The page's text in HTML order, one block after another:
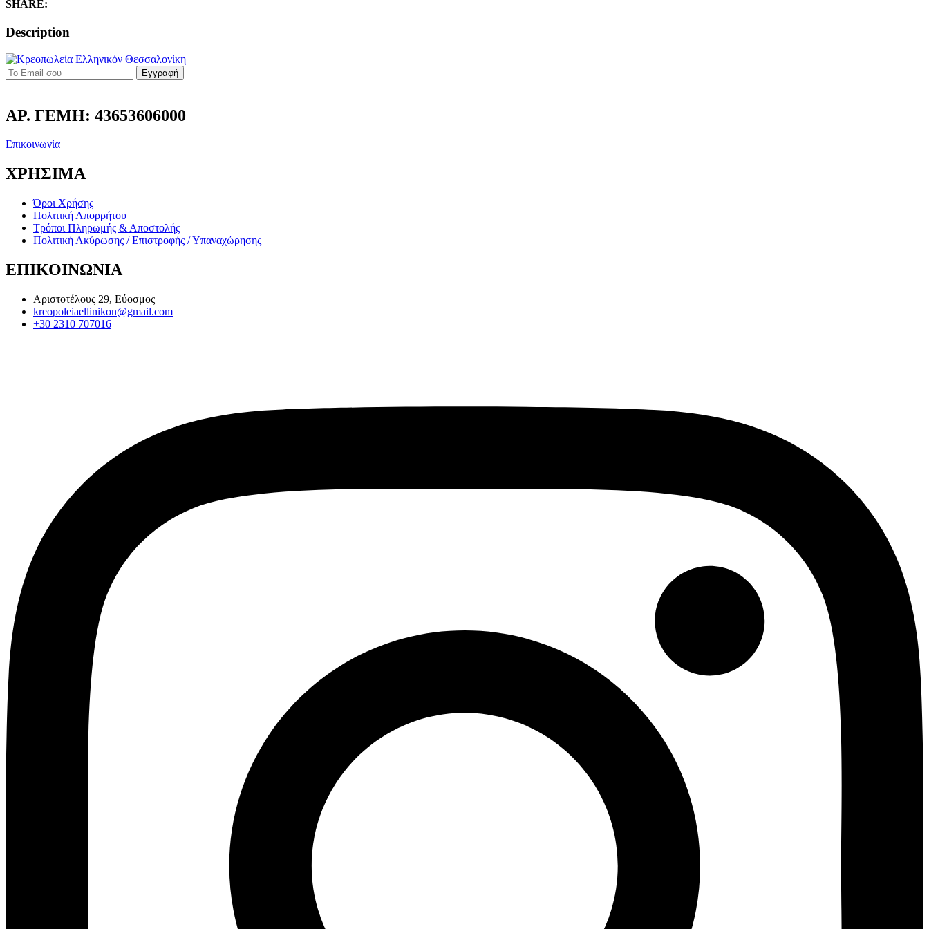
6ΑΔΑ
quantity
SHARE:
Description
Εγγραφή
ΑΡ. ΓΕΜΗ: 43653606000
Επικοινωνία
ΧΡΗΣΙΜΑ
Όροι Χρήσης
Πολιτική Απορρήτου
Τρόποι Πληρωμής & Αποστολής
Πολιτική Ακύρωσης / Επιστροφής / Υπαναχώρησης
ΕΠΙΚΟΙΝΩΝΙΑ
Αριστοτέλους 29, Εύοσμος
kreopoleiaellinikon@gmail.com
+30 2310 707016